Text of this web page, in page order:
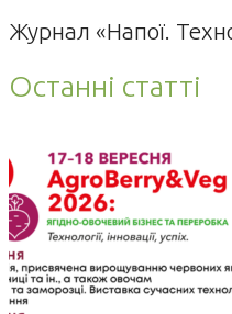
Журнал «Напої.
Останні статті